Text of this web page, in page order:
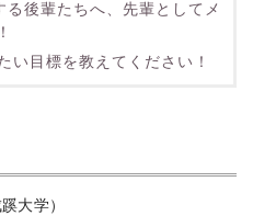
後輩たちへ、先輩としてメ
い目標を教えてください！
大学）